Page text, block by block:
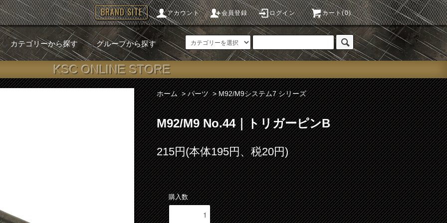
アカウント 会員登録 ログイン カート(0)
BRAND SITE
カテゴリーから探す グループから探す
KSC ONLINE STORE
ホーム >パーツ >M92/M9システム7 シリーズ
M92/M9 No.44｜トリガーピンB
215円(本体195円、税20円)
購入数